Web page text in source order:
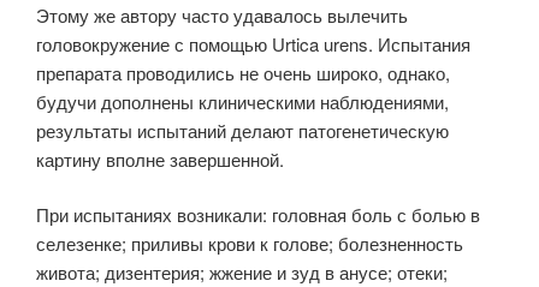
Этому же автору часто удавалось вылечить
головокружение с помощью Urtica urens. Испытания
препарата проводились не очень широко, однако,
будучи дополнены клиническими наблюдениями,
результаты испытаний делают патогенетическую
картину вполне завершенной.
При испытаниях возникали: головная боль с болью в
селезенке; приливы крови к голове; болезненность
живота; дизентерия; жжение и зуд в анусе; отеки;